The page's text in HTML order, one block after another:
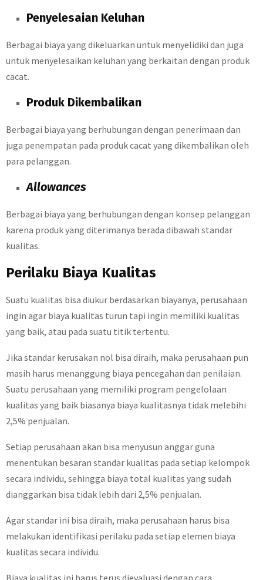
Penyelesaian Keluhan
Berbagai biaya yang dikeluarkan untuk menyelidiki dan juga
untuk menyelesaikan keluhan yang berkaitan dengan produk
cacat.
Produk Dikembalikan
Berbagai biaya yang berhubungan dengan penerimaan dan
juga penempatan pada produk cacat yang dikembalikan oleh
para pelanggan.
Allowances
Berbagai biaya yang berhubungan dengan konsep pelanggan
karena produk yang diterimanya berada dibawah standar
kualitas.
Perilaku Biaya Kualitas
Suatu kualitas bisa diukur berdasarkan biayanya, perusahaan
ingin agar biaya kualitas turun tapi ingin memiliki kualitas
yang baik, atau pada suatu titik tertentu.
Jika standar kerusakan nol bisa diraih, maka perusahaan pun
masih harus menanggung biaya pencegahan dan penilaian.
Suatu perusahaan yang memiliki program pengelolaan
kualitas yang baik biasanya biaya kualitasnya tidak melebihi
2,5% penjualan.
Setiap perusahaan akan bisa menyusun anggar guna
menentukan besaran standar kualitas pada setiap kelompok
secara individu, sehingga biaya total kualitas yang sudah
dianggarkan bisa tidak lebih dari 2,5% penjualan.
Agar standar ini bisa diraih, maka perusahaan harus bisa
melakukan identifikasi perilaku pada setiap elemen biaya
kualitas secara individu.